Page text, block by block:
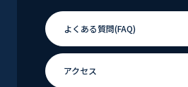
よくある質問(FAQ)
よくある
アクセス